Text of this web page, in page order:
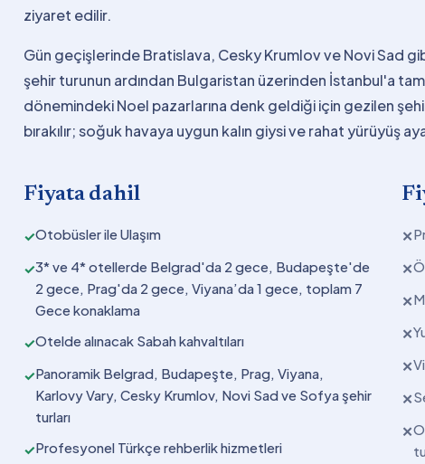
ziyaret edilir.
Gün geçişlerinde Bratislava, Cesky Krumlov ve Novi Sad
şehir turunun ardından Bulgaristan üzerinden İstanbul'a
dönemindeki Noel pazarlarına denk geldiği için gezilen
bırakılır; soğuk havaya uygun kalın giysi ve rahat yürüyüş
Fiyata dahil
✓Otobüsler ile Ulaşım
✓3* ve 4* otellerde Belgrad'da 2 gece, Budapeşte'de
2 gece, Prag'da 2 gece, Viyana’da 1 gece, toplam 7
Gece konaklama
✓Otelde alınacak Sabah kahvaltıları
✓Panoramik Belgrad, Budapeşte, Prag, Viyana,
Karlovy Vary, Cesky Krumlov, Novi Sad ve Sofya şehir
turları
✓Profesyonel Türkçe rehberlik hizmetleri
✕
✕
✕
✕
✕
✕
✕